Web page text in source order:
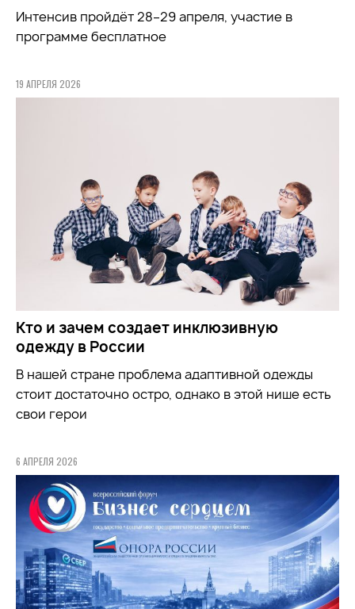
Интенсив пройдёт 28–29 апреля, участие в
программе бесплатное
19 АПРЕЛЯ 2026
Кто и зачем создает инклюзивную
одежду в России
В нашей стране проблема адаптивной одежды
стоит достаточно остро, однако в этой нише есть
свои герои
6 АПРЕЛЯ 2026